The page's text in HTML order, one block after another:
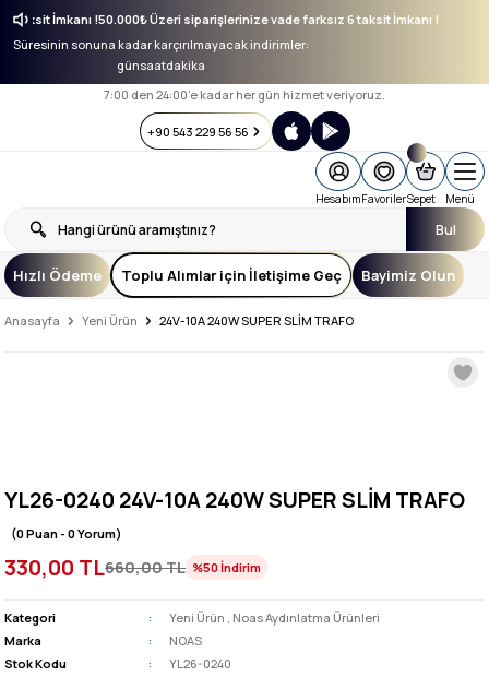
6 taksit İmkanı !50.000₺ Üzeri siparişlerinize vade farksız 6 taksit İmkanı !
Süresinin sonuna kadar karçırılmayacak indirimler:
günsaatdakika
7:00 den 24:00’e kadar her gün hizmet veriyoruz.
+90 543 229 56 56
Bul
HesabımFavorilerSepet Menü
Hızlı Ödeme Toplu Alımlar için İletişime Geç Bayimiz Olun
Anasayfa Yeni Ürün 24V-10A 240W SUPER SLİM TRAFO
YL26-0240 24V-10A 240W SUPER SLİM TRAFO
(0 Puan - 0 Yorum)
330,00 TL660,00 TL %50İndirim
Kategori Yeni Ürün , Noas Aydınlatma Ürünleri
Marka
NOAS
Stok Kodu
YL26-0240